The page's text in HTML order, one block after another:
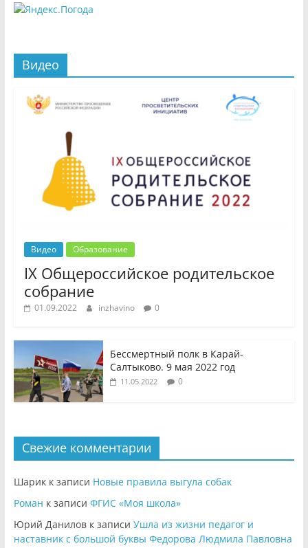
Видео
Видео Образование
IX Общероссийское родительское
собрание
01.09.2022 inzhavino 0
Бессмертный полк в Карай-
Салтыково. 9 мая 2022 год
11.05.2022 0
Свежие комментарии
Шарикк записи Новые правила выгула собак
Роман к записи ФГИС «Моя школа»
Юрий Даниловк записи Ушла из жизни педагог и
наставник с большой буквы Федорова Людмила Павловна